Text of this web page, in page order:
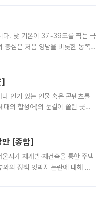
다. 낮 기온이 37~39도를 찍는 극
중심은 처음 영남을 비롯한 동쪽
]
인기 있는 인물 혹은 콘텐츠를
의 합성어)의 눈길이 쏠린 곳은
만 [종합]
시가 재개발·재건축을 통한 주택
의 정책 엇박자 논란에 대해 정